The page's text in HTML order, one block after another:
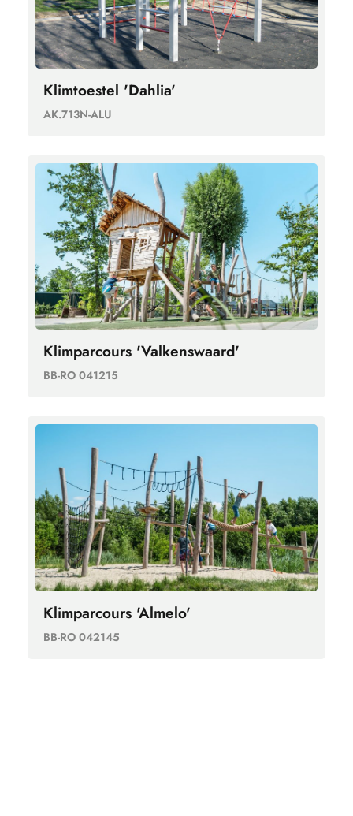
Klimtoestel 'Dahlia'
AK.713N-ALU
Klimparcours 'Valkenswaard'
BB-RO 041215
Klimparcours 'Almelo'
BB-RO 042145